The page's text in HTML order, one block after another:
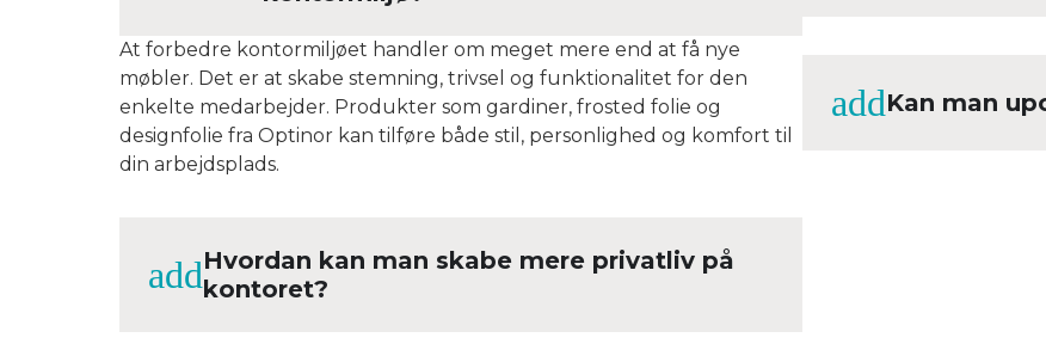
At forbedre kontormiljøet handler om meget mere end at få nye
møbler. Det er at skabe stemning, trivsel og funktionalitet for den
enkelte medarbejder. Produkter som gardiner, frosted folie og
designfolie fra Optinor kan tilføre både stil, personlighed og komfort til
din arbejdsplads.
Hvordan kan man skabe mere privatliv på
kontoret?
Kan man